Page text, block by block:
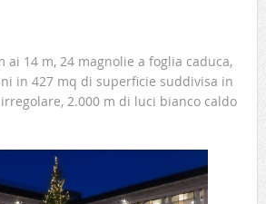
ai 14 m, 24 magnolie a foglia caduca,
in 427 mq di superficie suddivisa in
2.000 m di luci bianco caldo